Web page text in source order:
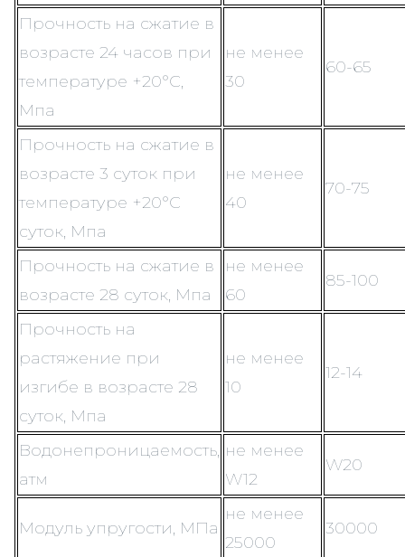
Прочность на сжатие в
возрасте 24 часов при
температуре +20°С,
Мпа
не менее
30
60-65
Прочность на сжатие в
возрасте 3 суток при
температуре +20°С
суток, Мпа
не менее
40
70-75
Прочность на сжатие в
возрасте 28 суток, Мпа
не менее
60
85-100
Прочность на
растяжение при
изгибе в возрасте 28
суток, Мпа
не менее
10
12-14
Водонепроницаемость,
атм
не менее
W12
W20
Модуль упругости, МПа
не менее
25000
30000